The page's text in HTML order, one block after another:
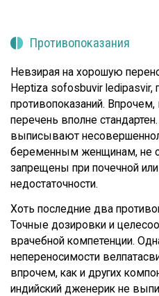
Противопоказания
Невзирая на хорошую
Heptiza sofosbuvir ledipasvir,
противопоказаний.
перечень вполне
выписывают
беременным женщинам, не
запрещены при почечной
недостаточности.
Хоть последние два
Точные дозировки и
врачебной компетенции.
непереносимости
впрочем, как и других
индийский дженерик не